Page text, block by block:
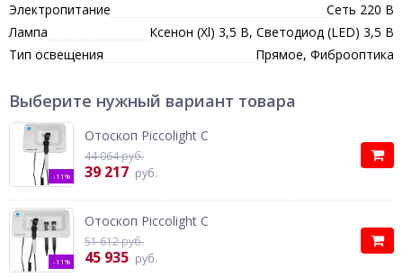
Электропитание
Сеть 220 В
Лампа
Ксенон (Xl) 3,5 В, Светодиод (LED) 3,5 В
Тип освещения
Прямое, Фиброоптика
Выберите нужный вариант товара
-11%
Отоскоп Piccolight C
39 217 руб.
44 064 руб.
-11%
Отоскоп Piccolight C
45 935 руб.
51 612 руб.